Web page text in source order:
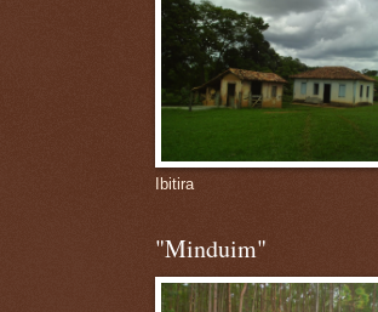
Ibitira
"Minduim"